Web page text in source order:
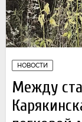
НОВОСТИ
Между